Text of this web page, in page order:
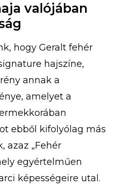
valójában
hogy Geralt fehér
hajszíne,
annak a
amelyet a
ebből kifolyólag más
azaz „Fehér
egyértelműen
képességeire utal.